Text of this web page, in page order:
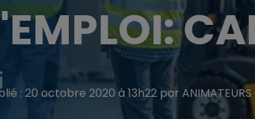
: 20 octobre 2020 à 13h22 par ANIMATEURS